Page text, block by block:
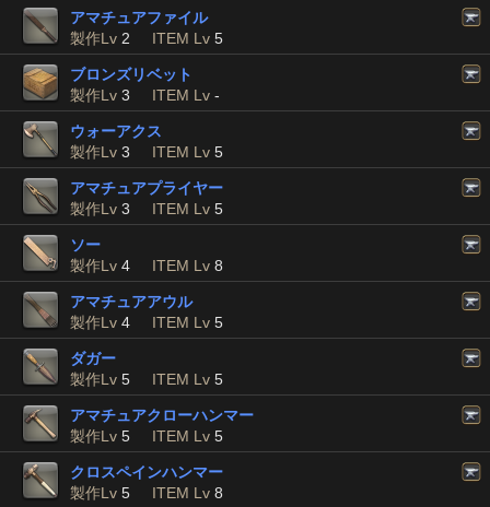
アマチュアファイル
製作Lv 2 ITEM Lv 5
ブロンズリベット
製作Lv 3 ITEM Lv -
ウォーアクス
製作Lv 3 ITEM Lv 5
アマチュアプライヤー
製作Lv 3 ITEM Lv 5
ソー
製作Lv 4 ITEM Lv 8
アマチュアアウル
製作Lv 4 ITEM Lv 5
ダガー
製作Lv 5 ITEM Lv 5
アマチュアクローハンマー
製作Lv 5 ITEM Lv 5
クロスペインハンマー
製作Lv 5 ITEM Lv 8